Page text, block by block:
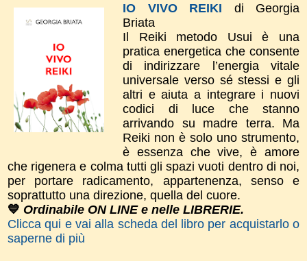
IO VIVO REIKI di Georgia
Briata
Il Reiki metodo Usui è una
pratica energetica che consente
di indirizzare l’energia vitale
universale verso sé stessi e gli
altri e aiuta a integrare i nuovi
codici di luce che stanno
arrivando su madre terra. Ma
Reiki non è solo uno strumento,
è essenza che vive, è amore
che rigenera e colma tutti gli spazi vuoti dentro di noi,
per portare radicamento, appartenenza, senso e
soprattutto una direzione, quella del cuore.
💙 Ordinabile ON LINE e nelle LIBRERIE.
Clicca qui e vai alla scheda del libro per acquistarlo o
saperne di più